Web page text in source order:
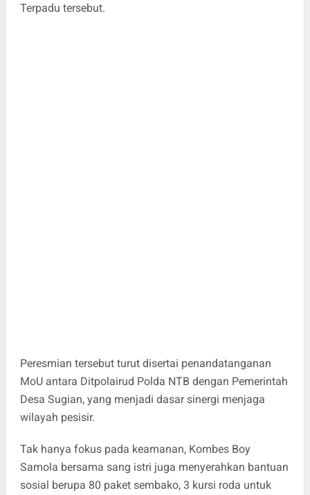
Terpadu tersebut.
Peresmian tersebut turut disertai penandatanganan
MoU antara Ditpolairud Polda NTB dengan Pemerintah
Desa Sugian, yang menjadi dasar sinergi menjaga
wilayah pesisir.
Tak hanya fokus pada keamanan, Kombes Boy
Samola bersama sang istri juga menyerahkan bantuan
sosial berupa 80 paket sembako, 3 kursi roda untuk